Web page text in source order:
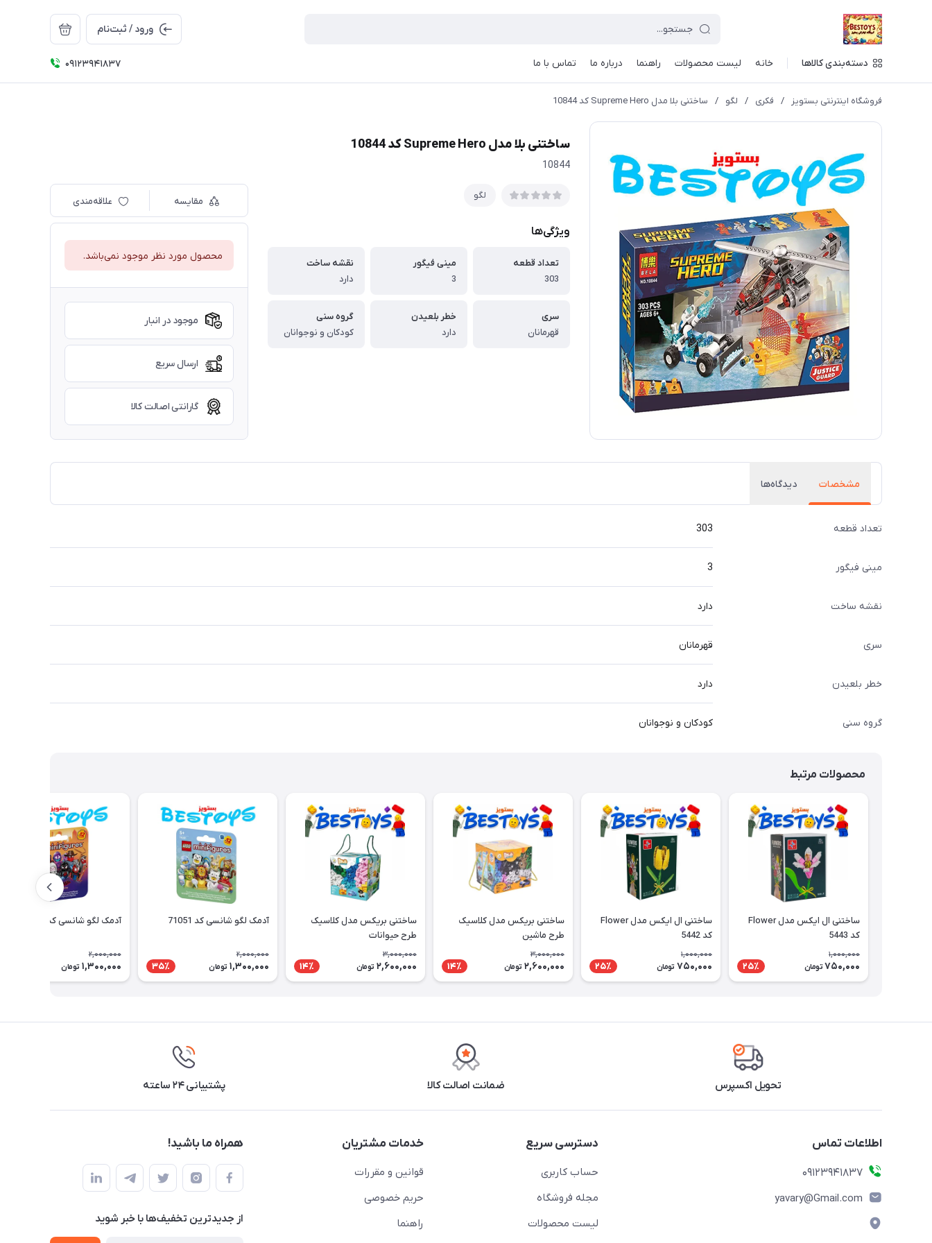
ورود / ثبت‌نام
دسته‌بندی کالاها خانه لیست محصولات راهنما درباره ما تماس با ما 09123941837
فروشگاه اینترنتی بستویز / فکری / لگو / ساختنی بلا مدل Supreme Hero کد 10844
ساختنی بلا مدل Supreme Hero کد 10844
10844
لگو
ویژگی‌ها
تعداد قطعه
303
مینی فیگور
3
نقشه ساخت
دارد
سری
قهرمانان
خطر بلعیدن
دارد
گروه سنی
کودکان و نوجوانان
مقایسه علاقه‌مندی
محصول مورد نظر موجود نمی‌باشد.
موجود در انبار
ارسال سریع
گارانتی اصالت کالا
مشخصات دیدگاه‌ها
تعداد قطعه 303
مینی فیگور 3
نقشه ساخت دارد
سری قهرمانان
خطر بلعیدن دارد
گروه سنی کودکان و نوجوانان
محصولات مرتبط
ساختنی ال ایکس مدل Flower
کد 5443
1,000,000
750,000 تومان 25٪
ساختنی ال ایکس مدل Flower
کد 5442
1,000,000
750,000 تومان 25٪
ساختنی بریکس مدل کلاسیک
طرح ماشین
3,000,000
2,600,000 تومان 14٪
ساختنی بریکس مدل کلاسیک
طرح حیوانات
3,000,000
2,600,000 تومان 14٪
آدمک لگو شانسی کد 71051
2,000,000
1,300,000 تومان 35٪
آدمک لگو شانسی کد 71050
2,000,000
1,300,000 تومان
تحویل اکسپرس ضمانت اصالت کالا پشتیبانی ۲۴ ساعته
اطلاعات تماس
09123941837
yavary@Gmail.com
دسترسی سریع
حساب کاربری
مجله فروشگاه
لیست محصولات
خدمات مشتریان
قوانین و مقررات
حریم خصوصی
راهنما
همراه ما باشید!
از جدید‌ترین تخفیف‌ها با‌ خبر شوید